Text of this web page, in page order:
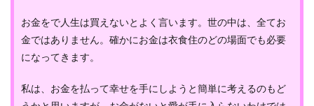
お金をで人生は買えないとよく言います。世の中は、全てお
金ではありません。確かにお金は衣食住のどの場面でも必要
になってきます。
私は、お金を払って幸せを手にしようと簡単に考えるのもど